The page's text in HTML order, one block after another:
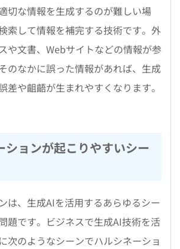
切な情報を生成するのが難しい場
索して情報を補完する技術です。外
や文書、Webサイトなどの情報が参
のなかに誤った情報があれば、生成
差や齟齬が生まれやすくなります。
ションが起こりやすいシー
は、生成AIを活用するあらゆるシー
題です。ビジネスで生成AI技術を活
次のようなシーンでハルシネーショ